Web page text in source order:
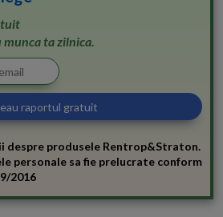
ta zilnica.
despre produsele Rentrop&Straton.
personale sa fie prelucrate conform
2016